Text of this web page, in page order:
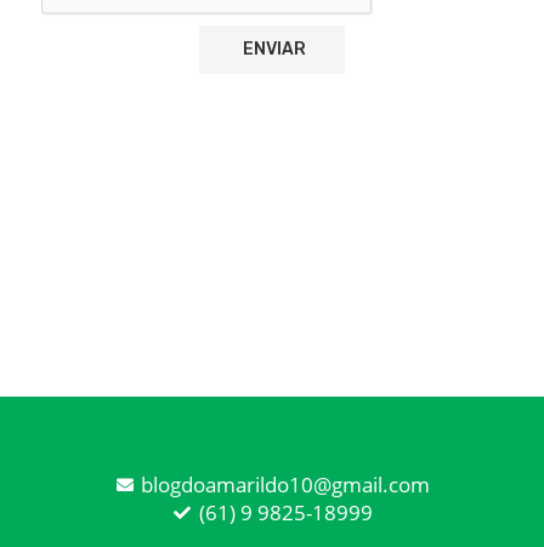
blogdoamarildo10@gmail.com
(61) 9 9825-18999